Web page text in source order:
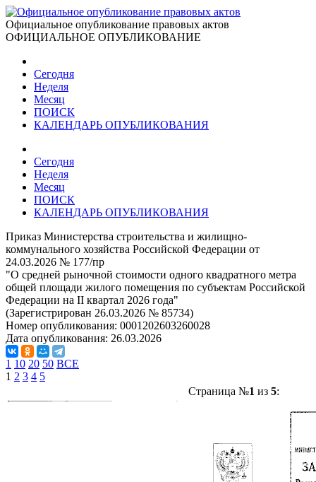
Официальное опубликование правовых актов
ОФИЦИАЛЬНОЕ ОПУБЛИКОВАНИЕ
Сегодня
Неделя
Месяц
ПОИСК
КАЛЕНДАРЬ ОПУБЛИКОВАНИЯ
Сегодня
Неделя
Месяц
ПОИСК
КАЛЕНДАРЬ ОПУБЛИКОВАНИЯ
Приказ Министерства строительства и жилищно-
коммунального хозяйства Российской Федерации от
24.03.2026 № 177/пр
"О средней рыночной стоимости одного квадратного метра
общей площади жилого помещения по субъектам Российской
Федерации на II квартал 2026 года"
(Зарегистрирован 26.03.2026 № 85734)
Номер опубликования: 0001202603260028
Дата опубликования: 26.03.2026
1 10 20 50 ВСЕ
1 2 3 4 5
Страница №1 из 5: